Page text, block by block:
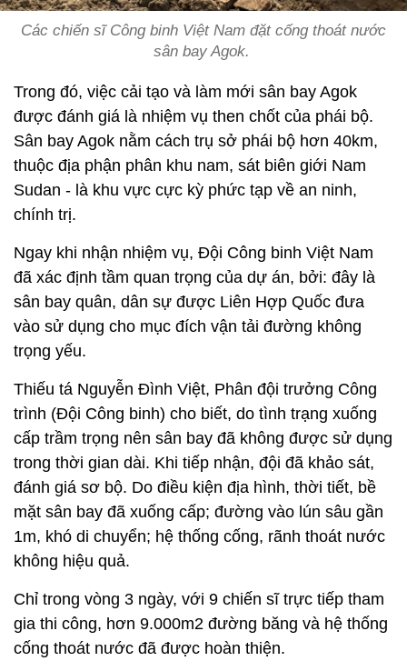
Các chiến sĩ Công binh Việt Nam đặt cống thoát nước
sân bay Agok.
Trong đó, việc cải tạo và làm mới sân bay Agok
được đánh giá là nhiệm vụ then chốt của phái bộ.
Sân bay Agok nằm cách trụ sở phái bộ hơn 40km,
thuộc địa phận phân khu nam, sát biên giới Nam
Sudan - là khu vực cực kỳ phức tạp về an ninh,
chính trị.
Ngay khi nhận nhiệm vụ, Đội Công binh Việt Nam
đã xác định tầm quan trọng của dự án, bởi: đây là
sân bay quân, dân sự được Liên Hợp Quốc đưa
vào sử dụng cho mục đích vận tải đường không
trọng yếu.
Thiếu tá Nguyễn Đình Việt, Phân đội trưởng Công
trình (Đội Công binh) cho biết, do tình trạng xuống
cấp trầm trọng nên sân bay đã không được sử dụng
trong thời gian dài. Khi tiếp nhận, đội đã khảo sát,
đánh giá sơ bộ. Do điều kiện địa hình, thời tiết, bề
mặt sân bay đã xuống cấp; đường vào lún sâu gần
1m, khó di chuyển; hệ thống cống, rãnh thoát nước
không hiệu quả.
Chỉ trong vòng 3 ngày, với 9 chiến sĩ trực tiếp tham
gia thi công, hơn 9.000m2 đường băng và hệ thống
cống thoát nước đã được hoàn thiện.